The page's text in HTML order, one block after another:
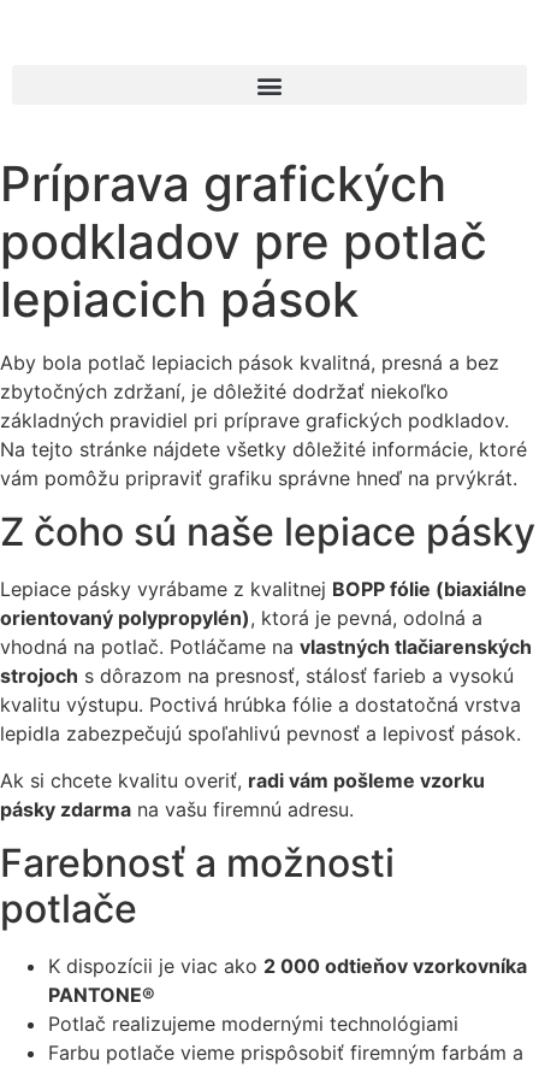
Príprava grafických
podkladov pre potlač
lepiacich pások
Aby bola potlač lepiacich pások kvalitná, presná a bez
zbytočných zdržaní, je dôležité dodržať niekoľko
základných pravidiel pri príprave grafických podkladov.
Na tejto stránke nájdete všetky dôležité informácie, ktoré
vám pomôžu pripraviť grafiku správne hneď na prvýkrát.
Z čoho sú naše lepiace pásky
Lepiace pásky vyrábame z kvalitnej BOPP fólie (biaxiálne
orientovaný polypropylén), ktorá je pevná, odolná a
vhodná na potlač. Potláčame na vlastných tlačiarenských
strojoch s dôrazom na presnosť, stálosť farieb a vysokú
kvalitu výstupu. Poctivá hrúbka fólie a dostatočná vrstva
lepidla zabezpečujú spoľahlivú pevnosť a lepivosť pások.
Ak si chcete kvalitu overiť, radi vám pošleme vzorku
pásky zdarma na vašu firemnú adresu.
Farebnosť a možnosti
potlače
K dispozícii je viac ako 2 000 odtieňov vzorkovníka
PANTONE®
Potlač realizujeme modernými technológiami
Farbu potlače vieme prispôsobiť firemným farbám a